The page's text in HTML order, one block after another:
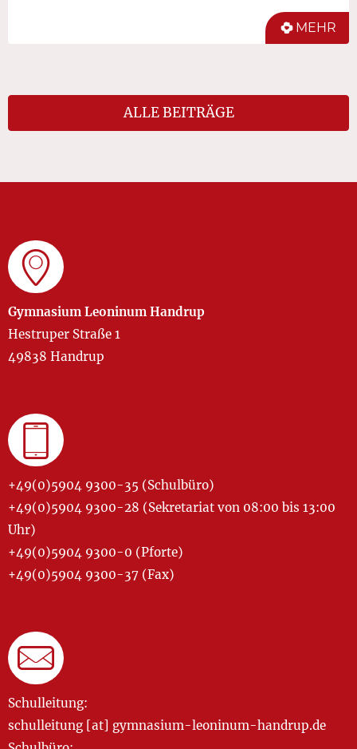
MEHR
ALLE BEITRÄGE
Gymnasium Leoninum Handrup
Hestruper Straße 1
49838 Handrup
+49(0)5904 9300-35 (Schulbüro)
+49(0)5904 9300-28 (Sekretariat von 08:00 bis 13:00
Uhr)
+49(0)5904 9300-0 (Pforte)
+49(0)5904 9300-37 (Fax)
Schulleitung:
schulleitung [at] gymnasium-leoninum-handrup.de